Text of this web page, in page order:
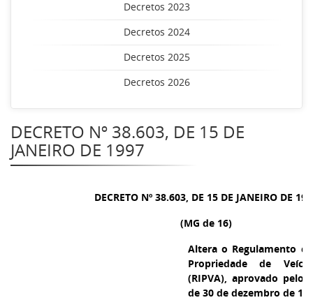
Decretos 2023
Decretos 2024
Decretos 2025
Decretos 2026
DECRETO Nº 38.603, DE 15 DE
JANEIRO DE 1997
DECRETO Nº 38.603, DE 15 DE JANEIRO DE
(MG de 16)
Altera o Regulamento
Propriedade de
(RIPVA), aprovado pelo
de 30 de dezembro de